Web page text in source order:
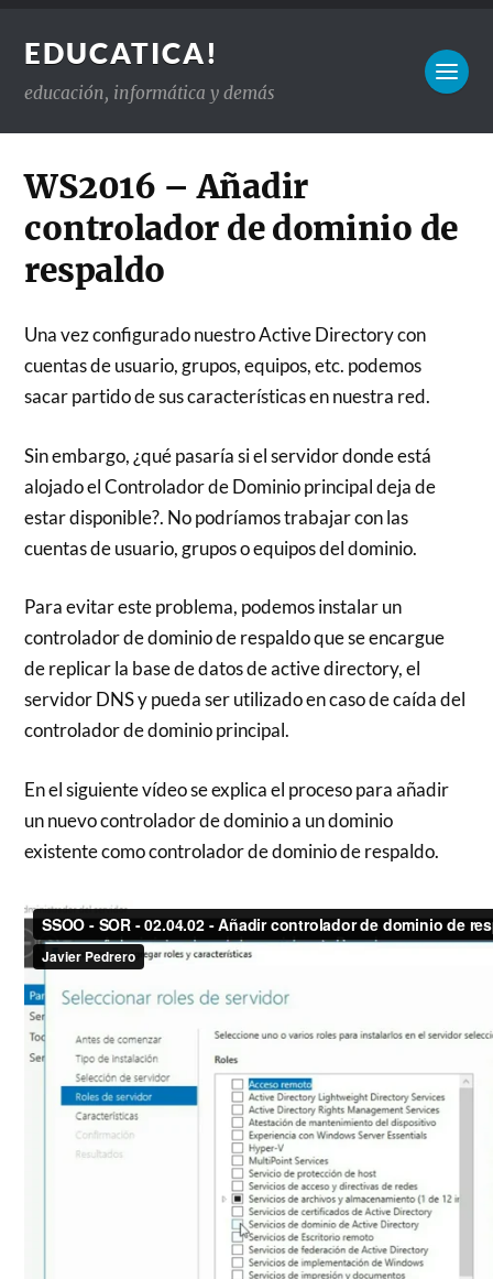
EDUCATICA!
educación, informática y demás
WS2016 – Añadir
controlador de dominio de
respaldo
Una vez configurado nuestro Active Directory con
cuentas de usuario, grupos, equipos, etc. podemos
sacar partido de sus características en nuestra red.
Sin embargo, ¿qué pasaría si el servidor donde está
alojado el Controlador de Dominio principal deja de
estar disponible?. No podríamos trabajar con las
cuentas de usuario, grupos o equipos del dominio.
Para evitar este problema, podemos instalar un
controlador de dominio de respaldo que se encargue
de replicar la base de datos de active directory, el
servidor DNS y pueda ser utilizado en caso de caída del
controlador de dominio principal.
En el siguiente vídeo se explica el proceso para añadir
un nuevo controlador de dominio a un dominio
existente como controlador de dominio de respaldo.